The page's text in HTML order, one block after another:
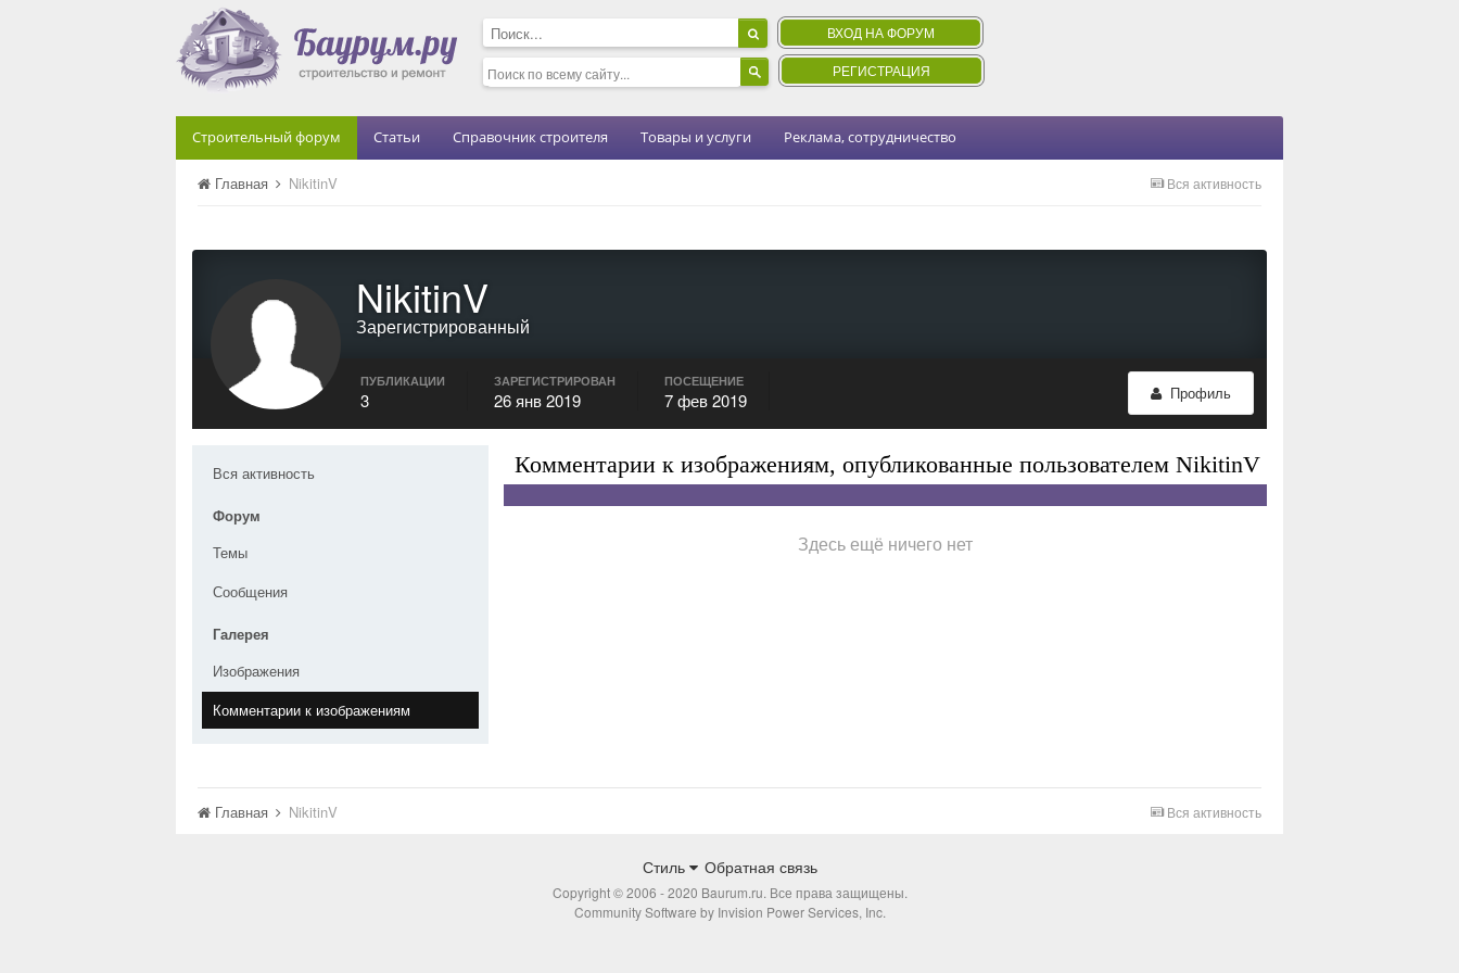
ВХОД НА ФОРУМ
РЕГИСТРАЦИЯ
Строительный форум Статьи Справочник строителя Товары и услуги Реклама, сотрудничество
Вся активность
Главная NikitinV
NikitinV
Зарегистрированный
Профиль
ПУБЛИКАЦИИ
3
ЗАРЕГИСТРИРОВАН
26 янв 2019
ПОСЕЩЕНИЕ
7 фев 2019
Вся активность
Форум
Темы
Сообщения
Галерея
Изображения
Комментарии к изображениям
Комментарии к изображениям, опубликованные пользователем NikitinV
Здесь ещё ничего нет
Вся активность
Главная NikitinV
Стиль Обратная связь
Copyright © 2006 - 2020 Baurum.ru. Все права защищены.
Community Software by Invision Power Services, Inc.